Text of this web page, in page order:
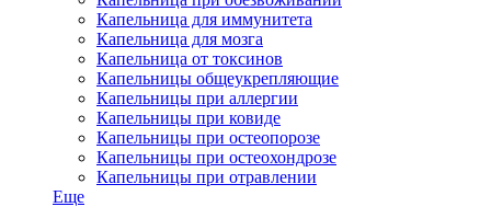
Капельница для иммунитета
Капельница для мозга
Капельница от токсинов
Капельницы общеукрепляющие
Капельницы при аллергии
Капельницы при ковиде
Капельницы при остеопорозе
Капельницы при остеохондрозе
Капельницы при отравлении
Еще